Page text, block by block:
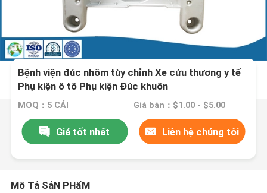
Bệnh viện đúc nhôm tùy chỉnh Xe cứu thương y tế
Phụ kiện ô tô Phụ kiện Đúc khuôn
MOQ：5 CÁI Giá bán：$1.00 - $5.00
Giá tốt nhất Liên hệ chúng tôi
Mô Tả SảN PHẩM